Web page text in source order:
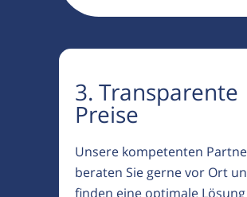
3. Transparente
Preise
Unsere kompetenten
beraten Sie gerne vor Ort
finden eine optimale